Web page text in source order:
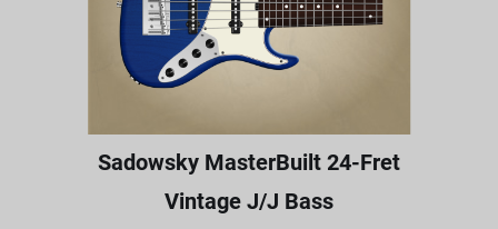
Sadowsky MasterBuilt 24-Fret
Vintage J/J Bass